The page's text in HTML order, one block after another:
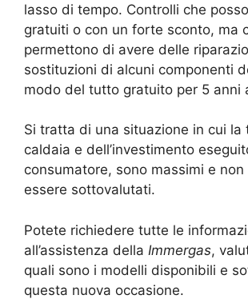
lasso di tempo. Controlli che
gratuiti o con un forte sconto, ma
permettono di avere delle
sostituzioni di alcuni componenti
modo del tutto gratuito per 5 anni
Si tratta di una situazione in cui la
caldaia e dell’investimento
consumatore, sono massimi e
essere sottovalutati.
Potete richiedere tutte le
all’assistenza della Immergas,
quali sono i modelli disponibili e
questa nuova occasione.